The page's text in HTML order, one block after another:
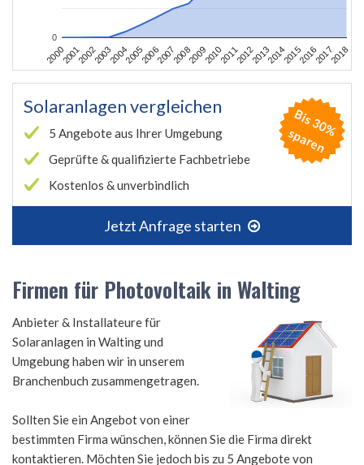
2000200120022003200420052006200720082009201020112012201320142015201620172018
0
Solaranlagen vergleichen
5 Angebote aus Ihrer Umgebung
Geprüfte & qualifizierte Fachbetriebe
Kostenlos & unverbindlich
Jetzt Anfrage starten
B
is
3
0
%
s
p
a
r
e
n
Firmen für Photovoltaik in Walting
Anbieter & Installateure für
Solaranlagen in Walting und
Umgebung haben wir in unserem
Branchenbuch zusammengetragen.
Sollten Sie ein Angebot von einer
bestimmten Firma wünschen, können Sie die Firma direkt
kontaktieren. Möchten Sie jedoch bis zu 5 Angebote von